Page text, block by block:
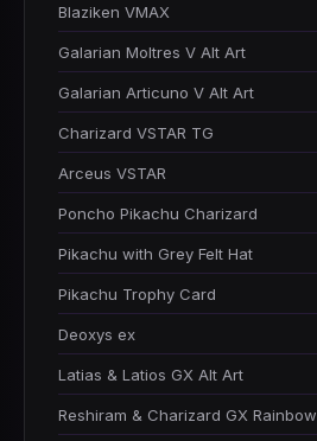
Blaziken VMAX
Galarian Moltres V Alt Art
Galarian Articuno V Alt Art
Charizard VSTAR TG
Arceus VSTAR
Poncho Pikachu Charizard
Pikachu with Grey Felt Hat
Pikachu Trophy Card
Deoxys ex
Latias & Latios GX Alt Art
Reshiram & Charizard GX Rainbow